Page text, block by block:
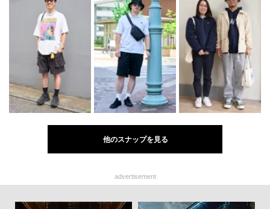
他のスナップを見る
advertisement